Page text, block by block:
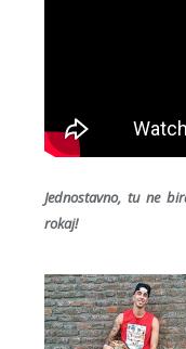
Jednostavno, tu ne
rokaj!